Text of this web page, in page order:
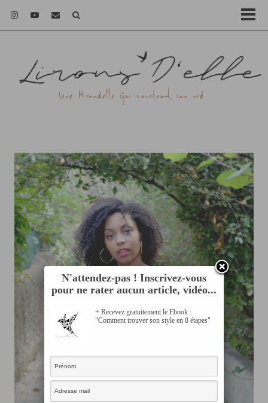
N'attendez-pas ! Inscrivez-vous
pour ne rater aucun article, vidéo...
+ Recevez gratuitement le Ebook :
"Comment trouver son style en 8 étapes"